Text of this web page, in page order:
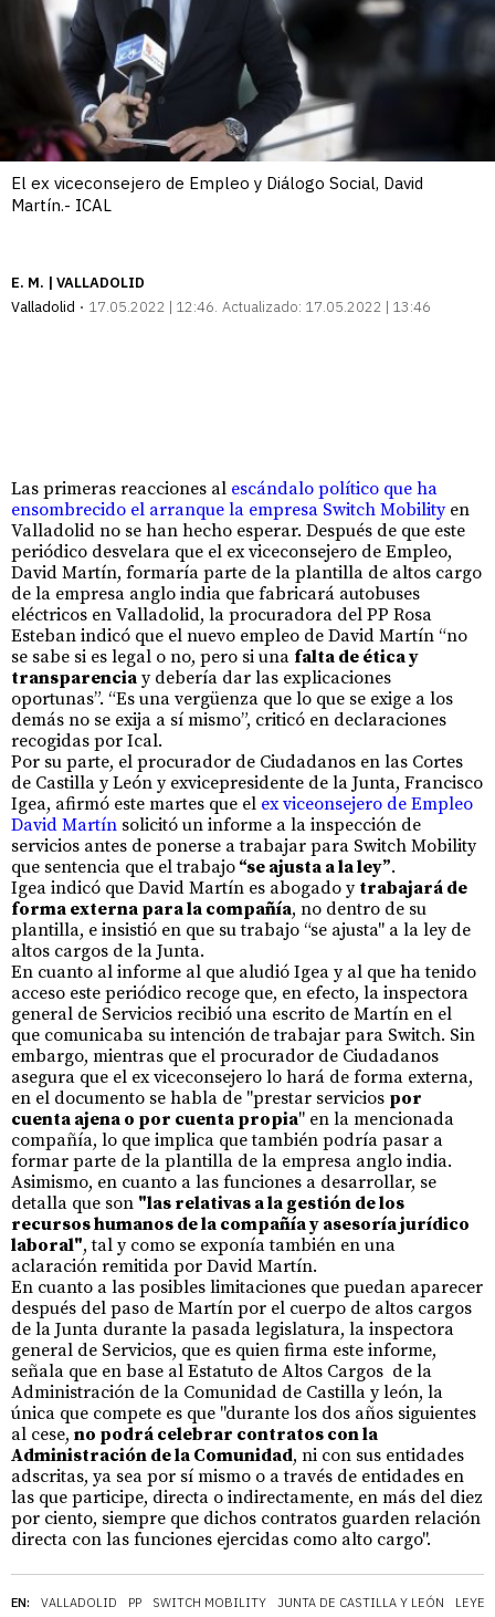
El ex viceconsejero de Empleo y Diálogo Social, David
Martín.- ICAL
E. M. | VALLADOLID
Valladolid
17.05.2022 | 12:46 Actualizado: 17.05.2022 | 13:46
EN: VALLADOLID PP SWITCH MOBILITY JUNTA DE CASTILLA Y LEÓN LEYES
Las primeras reacciones al escándalo político que ha
ensombrecido el arranque la empresa Switch Mobilityen
Valladolid no se han hecho esperar. Después de que este
periódico desvelara que el ex viceconsejero de Empleo,
David Martín, formaría parte de la plantilla de altos cargo
de la empresa anglo india que fabricará autobuses
eléctricos en Valladolid, la procuradora del PP Rosa
Esteban indicó que el nuevo empleo de David Martín “no
se sabe si es legal o no, pero si una falta de ética y
transparencia y debería dar las explicaciones
oportunas”. “Es una vergüenza que lo que se exige a los
demás no se exija a sí mismo”, criticó en declaraciones
recogidas por Ical.
Por su parte, el procurador de Ciudadanos en las Cortes
de Castilla y León y exvicepresidente de la Junta, Francisco
Igea, afirmó este martes que el ex viceonsejero de Empleo
David Martín solicitó un informe a la inspección de
servicios antes de ponerse a trabajar para Switch Mobility
que sentencia que el trabajo “se ajusta a la ley”.
Igea indicó que David Martín es abogado y trabajará de
forma externa para la compañía, no dentro de su
plantilla, e insistió en que su trabajo “se ajusta" a la ley de
altos cargos de la Junta.
En cuanto al informe al que aludió Igea y al que ha tenido
acceso este periódico recoge que, en efecto, la inspectora
general de Servicios recibió una escrito de Martín en el
que comunicaba su intención de trabajar para Switch. Sin
embargo, mientras que el procurador de Ciudadanos
asegura que el ex viceconsejero lo hará de forma externa,
en el documento se habla de "prestar servicios por
cuenta ajena o por cuenta propia" en la mencionada
compañía, lo que implica que también podría pasar a
formar parte de la plantilla de la empresa anglo india.
Asimismo, en cuanto a las funciones a desarrollar, se
detalla que son "las relativas a la gestión de los
recursos humanos de la compañía y asesoría jurídico
laboral", tal y como se exponía también en una
aclaración remitida por David Martín.
En cuanto a las posibles limitaciones que puedan aparecer
después del paso de Martín por el cuerpo de altos cargos
de la Junta durante la pasada legislatura, la inspectora
general de Servicios, que es quien firma este informe,
señala que en base al Estatuto de Altos Cargos de la
Administración de la Comunidad de Castilla y león, la
única que compete es que "durante los dos años siguientes
al cese, no podrá celebrar contratos con la
Administración de la Comunidad, ni con sus entidades
adscritas, ya sea por sí mismo o a través de entidades en
las que participe, directa o indirectamente, en más del diez
por ciento, siempre que dichos contratos guarden relación
directa con las funciones ejercidas como alto cargo".